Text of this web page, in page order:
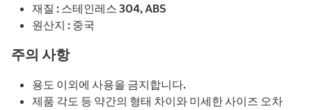
재질 : 스테인레스 304, ABS
원산지 : 중국
주의 사항
용도 이외에 사용을 금지합니다.
제품 각도 등 약간의 형태 차이와 미세한 사이즈 오차